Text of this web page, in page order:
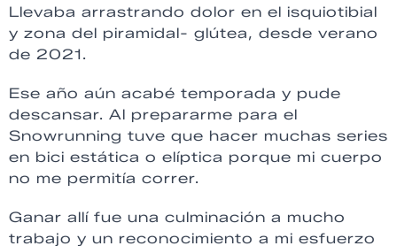
Llevaba arrastrando dolor en el isquiotibial
y zona del piramidal- glútea, desde verano
de 2021.
Ese año aún acabé temporada y pude
descansar. Al prepararme para el
Snowrunning tuve que hacer muchas series
en bici estática o elíptica porque mi cuerpo
no me permitía correr.
Ganar allí fue una culminación a mucho
trabajo y un reconocimiento a mi esfuerzo